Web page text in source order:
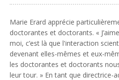
Marie Erard apprécie
doctorantes et doctorants. «
moi, c’est là que l'interaction
devenant elles-mêmes et eux-
les doctorantes et doctorants
leur tour. » En tant que directrice-